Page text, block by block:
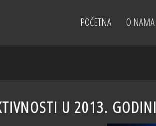
POČETNA O NAMA
U 2013. GODINI